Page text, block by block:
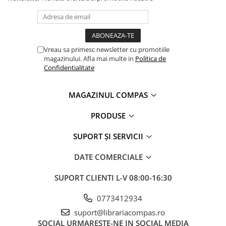
Clasici români și universali
Literatură modernă și
Thriller și mister
Young adult
Science-fiction și fantasy
Ficțiune mitologică și istorică
Psihologie și dezvoltare personală
Sănătate și stil de viață
Vreau sa primesc newsletter cu promotiile
magazinului. Afla mai multe in Politica de
Confidentialitate
MAGAZINUL COMPAS
PRODUSE
SUPORT ȘI SERVICII
DATE COMERCIALE
SUPORT CLIENTI L-V 08:00-16:30
0773412934
suport@librariacompas.ro
SOCIAL URMARESTE-NE IN SOCIAL MEDIA